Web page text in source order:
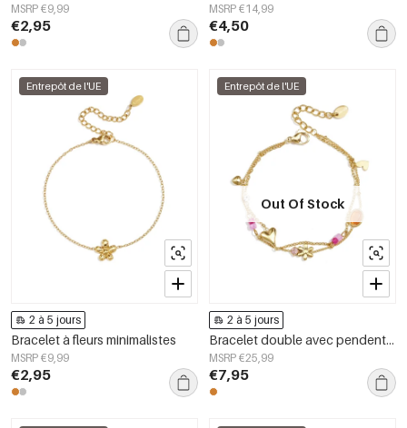
MSRP €9,99
€2,95
MSRP €14,99
€4,50
Entrepôt de l'UE
2 à 5 jours
Bracelet à fleurs minimalistes
MSRP €9,99
€2,95
Entrepôt de l'UE
Out Of Stock
2 à 5 jours
Bracelet double avec pendentifs, perles et pierres variés
MSRP €25,99
€7,95